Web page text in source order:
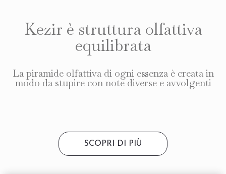
Kezir è struttura olfattiva
equilibrata
La piramide olfattiva di ogni essenza è creata in
modo da stupire con note diverse e avvolgenti
SCOPRI DI PIÙ